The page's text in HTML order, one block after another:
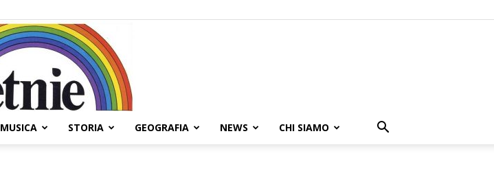
MUSICA STORIA GEOGRAFIA NEWS CHI SIAMO